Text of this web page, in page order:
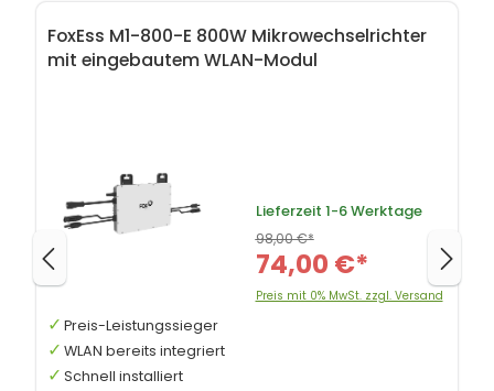
FoxEss M1-800-E 800W Mikrowechselrichter
mit eingebautem WLAN-Modul
Lieferzeit 1-6 Werktage
74,00 €*
98,00 €*
Preis mit 0% MwSt. zzgl. Versand
Preis-Leistungssieger
WLAN bereits integriert
Schnell installiert